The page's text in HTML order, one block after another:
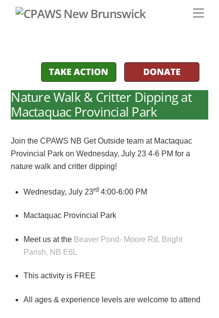
Nature Walk & Critter Dipping at
Mactaquac Provincial Park
Join the CPAWS NB Get Outside team at Mactaquac
Provincial Park on Wednesday, July 23 4-6 PM for a
nature walk and critter dipping!
Wednesday, July 23rd 4:00-6:00 PM
Mactaquac Provincial Park
Meet us at the Beaver Pond- Moore Rd, Bright
Parish, NB E6L
This activity is FREE
All ages & experience levels are welcome to attend